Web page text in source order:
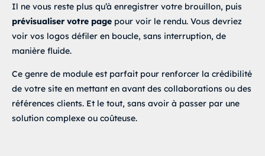
Il ne vous reste plus qu’à enregistrer votre brouillon, puis
prévisualiser votre page pour voir le rendu. Vous devriez
voir vos logos défiler en boucle, sans interruption, de
manière fluide.
Ce genre de module est parfait pour renforcer la crédibilité
de votre site en mettant en avant des collaborations ou des
références clients. Et le tout, sans avoir à passer par une
solution complexe ou coûteuse.